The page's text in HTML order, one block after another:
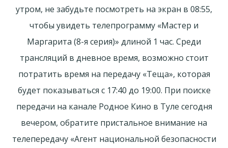
утром, не забудьте посмотреть на экран в 08:55,
чтобы увидеть телепрограмму «Мастер и
Маргарита (8-я серия)» длиной 1 час. Среди
трансляций в дневное время, возможно стоит
потратить время на передачу «Теща», которая
будет показываться с 17:40 до 19:00. При поиске
передачи на канале Родное Кино в Туле сегодня
вечером, обратите пристальное внимание на
телепередачу «Агент национальной безопасности